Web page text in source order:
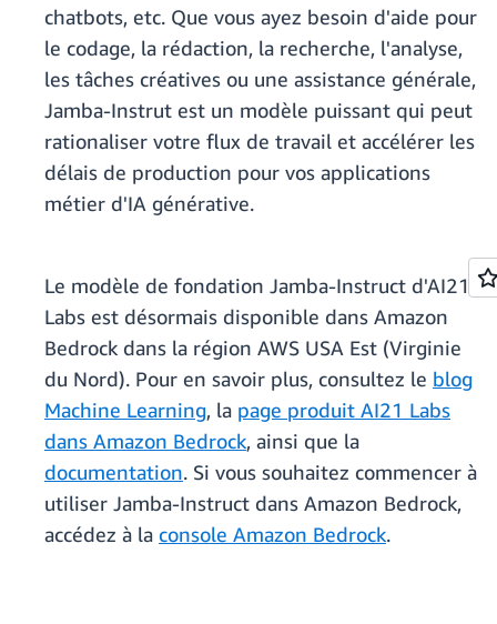
chatbots, etc. Que vous ayez besoin d'aide pour
le codage, la rédaction, la recherche, l'analyse,
les tâches créatives ou une assistance générale,
Jamba-Instrut est un modèle puissant qui peut
rationaliser votre flux de travail et accélérer les
délais de production pour vos applications
métier d'IA générative.
Le modèle de fondation Jamba-Instruct d'AI21
Labs est désormais disponible dans Amazon
Bedrock dans la région AWS USA Est (Virginie
du Nord). Pour en savoir plus, consultez le blog
Machine Learning, la page produit AI21 Labs
dans Amazon Bedrock, ainsi que la
documentation. Si vous souhaitez commencer à
utiliser Jamba-Instruct dans Amazon Bedrock,
accédez à la console Amazon Bedrock.